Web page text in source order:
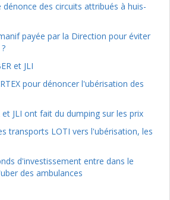
dénonce des circuits attribués à huis-
payée par la Direction pour éviter
et JLI
pour dénoncer l'ubérisation des
et JLI ont fait du dumping sur les prix
transports LOTI vers l'ubérisation, les
d'investissement entre dans le
des ambulances